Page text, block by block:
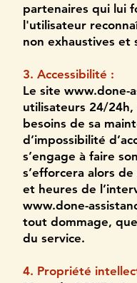
partenaires qui lui
l'utilisateur
non exhaustives et
3. Accessibilité :
Le site www.done-
utilisateurs 24/
besoins de sa
d’impossibilité
s’engage à faire
s’efforcera alors
et heures de
www.done-
tout dommage,
du service.
4. Propriété